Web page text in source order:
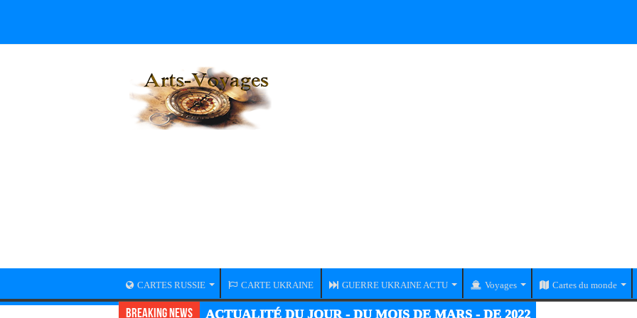
CARTES RUSSIE CARTE UKRAINE GUERRE UKRAINE ACTU Voyages Cartes du monde
Breaking News ACTUALITÉ GUERRE UKRAINE-RUSSIE